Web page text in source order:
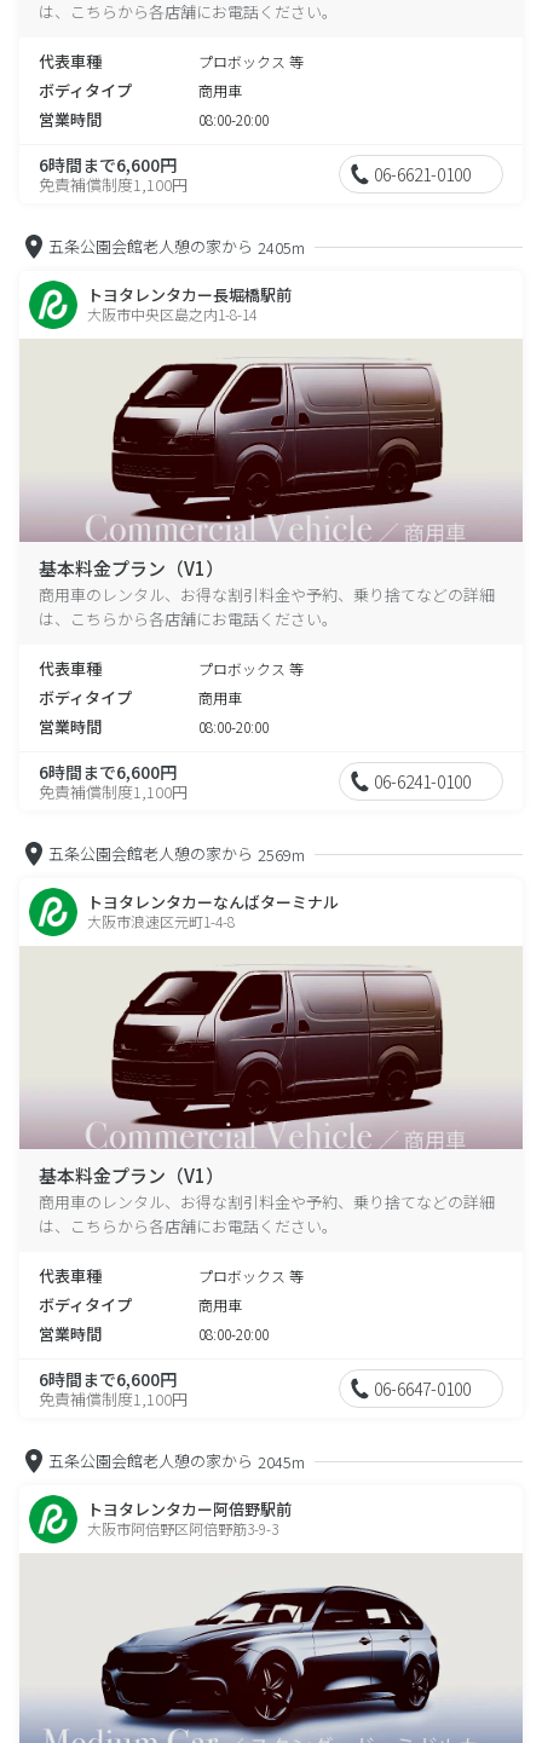
は、こちらから各店舗にお電話ください。
代表車種 プロボックス 等
ボディタイプ 商用車
営業時間 08:00-20:00
6時間まで6,600円
免責補償制度1,100円 06-6621-0100
五条公園会館老人憩の家から 2405m
トヨタレンタカー長堀橋駅前
大阪市中央区島之内1-8-14
基本料金プラン（V1）
商用車のレンタル、お得な割引料金や予約、乗り捨てなどの詳細
は、こちらから各店舗にお電話ください。
代表車種 プロボックス 等
ボディタイプ 商用車
営業時間 08:00-20:00
6時間まで6,600円
免責補償制度1,100円 06-6241-0100
五条公園会館老人憩の家から 2569m
トヨタレンタカーなんばターミナル
大阪市浪速区元町1-4-8
基本料金プラン（V1）
商用車のレンタル、お得な割引料金や予約、乗り捨てなどの詳細
は、こちらから各店舗にお電話ください。
代表車種 プロボックス 等
ボディタイプ 商用車
営業時間 08:00-20:00
6時間まで6,600円
免責補償制度1,100円 06-6647-0100
五条公園会館老人憩の家から 2045m
トヨタレンタカー阿倍野駅前
大阪市阿倍野区阿倍野筋3-9-3